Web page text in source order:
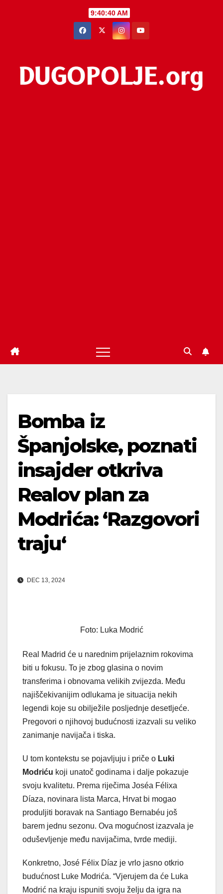
9:40:40 AM
Bomba iz
Španjolske, poznati
insajder otkriva
Realov plan za
Modrića: ‘Razgovori
traju‘
DEC 13, 2024
Foto: Luka Modrić
Real Madrid će u narednim prijelaznim rokovima
biti u fokusu. To je zbog glasina o novim
transferima i obnovama velikih zvijezda. Među
najiščekivanijim odlukama je situacija nekih
legendi koje su obilježile posljednje desetljeće.
Pregovori o njihovoj budućnosti izazvali su veliko
zanimanje navijača i tiska.
U tom kontekstu se pojavljuju i priče o Luki
Modriću koji unatoč godinama i dalje pokazuje
svoju kvalitetu. Prema riječima Joséa Félixa
Díaza, novinara lista Marca, Hrvat bi mogao
produljiti boravak na Santiago Bernabéu još
barem jednu sezonu. Ova mogućnost izazvala je
oduševljenje među navijačima, tvrde mediji.
Konkretno, José Félix Díaz je vrlo jasno otkrio
budućnost Luke Modrića. “Vjerujem da će Luka
Modrić na kraju ispuniti svoju želju da igra na